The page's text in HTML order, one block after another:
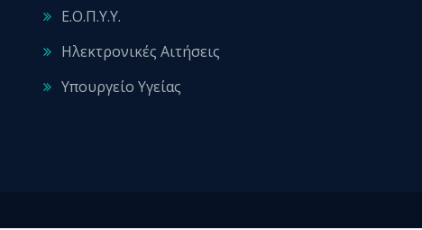
Ε.Ο.Π.Υ.Υ.
Ηλεκτρονικές Αιτήσεις
Υπουργείο Υγείας